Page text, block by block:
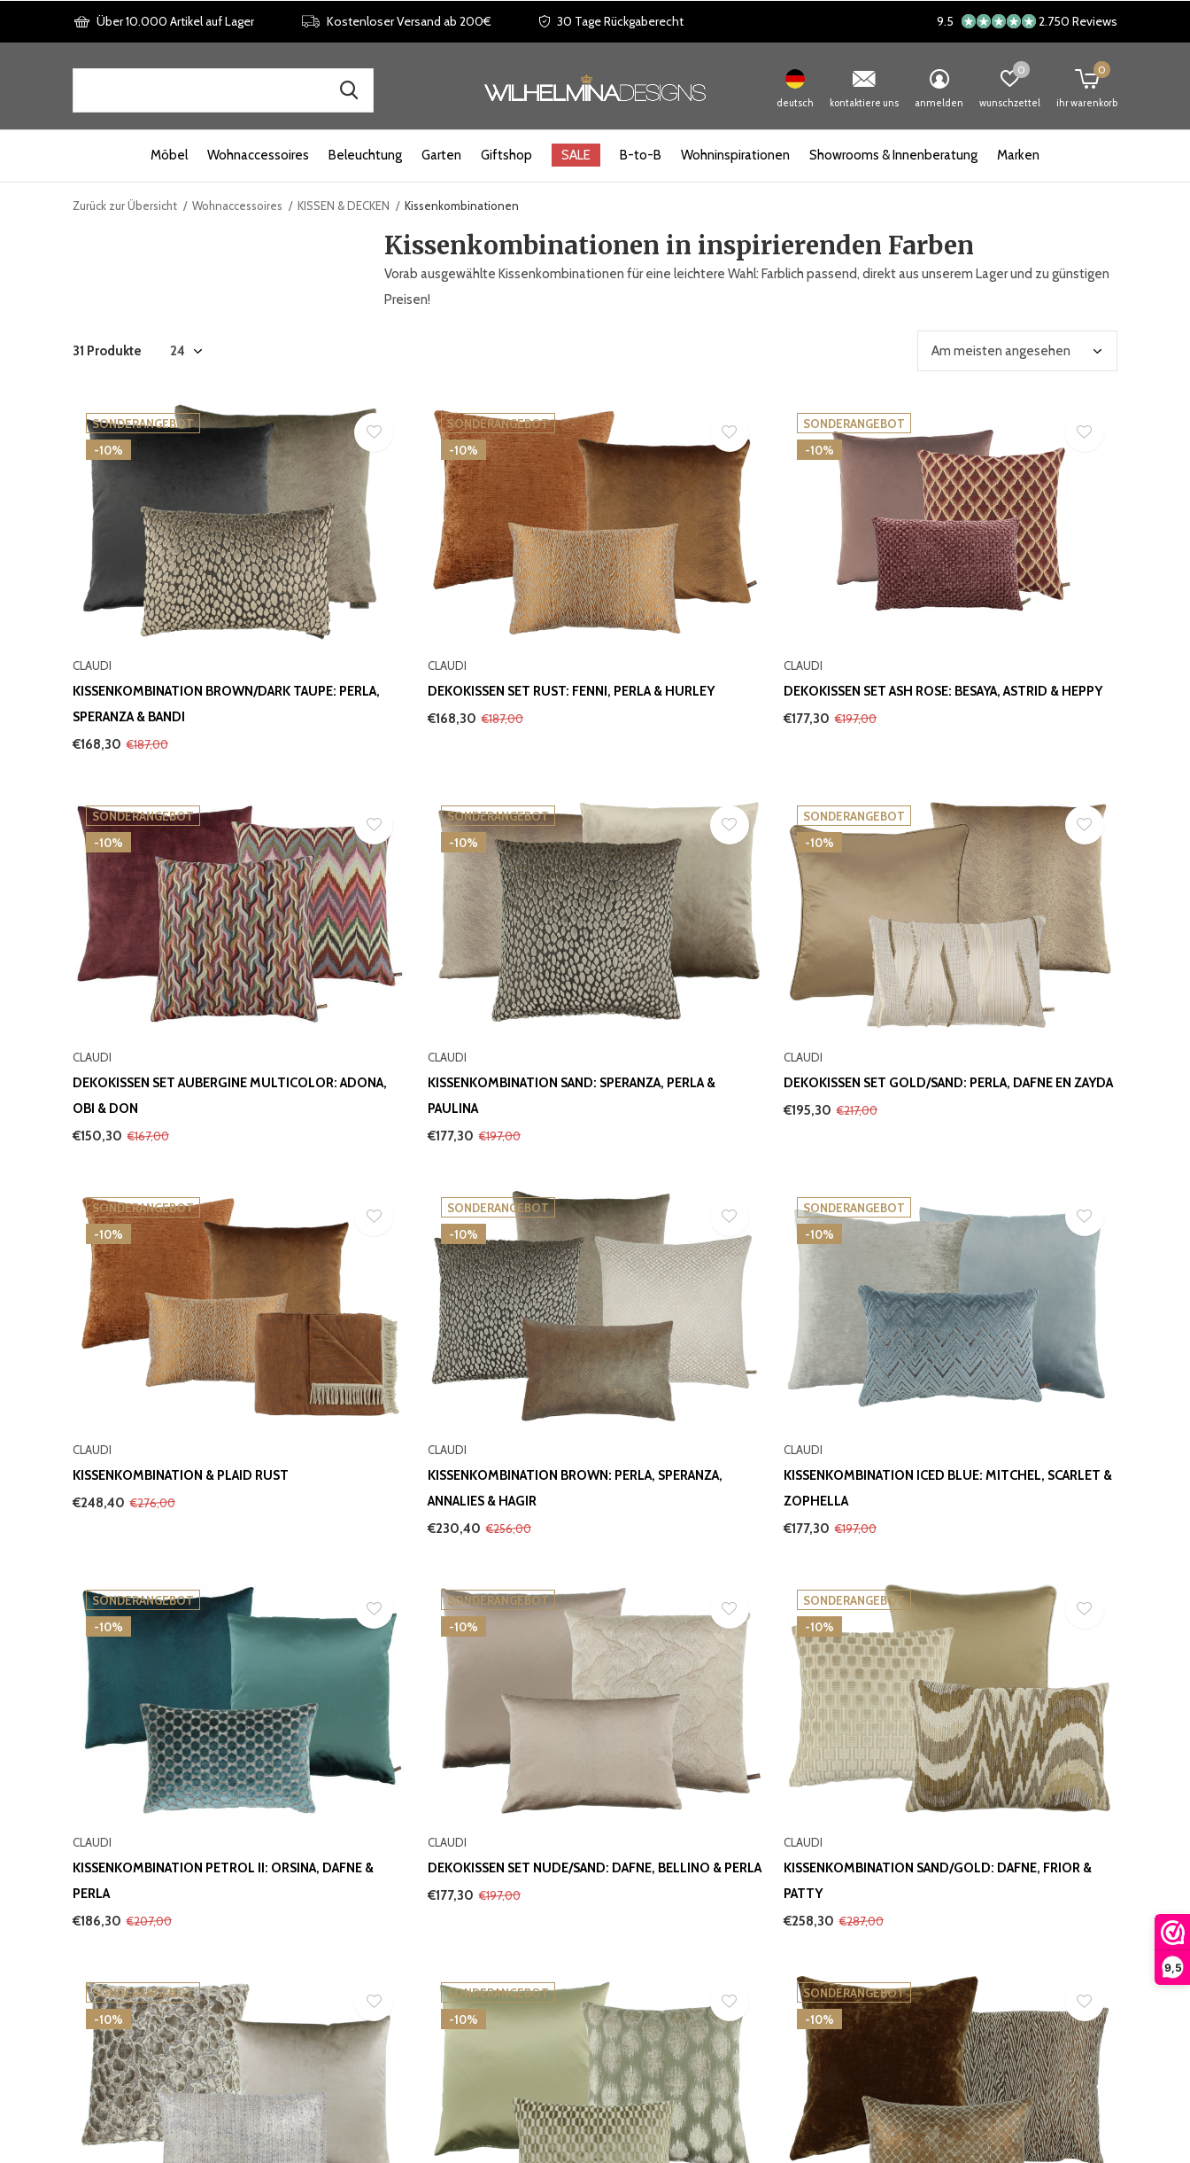
9,5
Möbel Wohnaccessoires Beleuchtung Garten Giftshop SALE B-to-B Wohninspirationen Showrooms & Innenberatung Marken
deutsch kontaktiere uns anmelden wunschzettel
0
ihr warenkorb
0
Über 10.000 Artikel auf Lager Kostenloser Versand ab 200€ 30 Tage Rückgaberecht 9.5 2.750 Reviews
Zurück zur Übersicht Wohnaccessoires KISSEN & DECKEN Kissenkombinationen
Kissenkombinationen in inspirierenden Farben
Vorab ausgewählte Kissenkombinationen für eine leichtere Wahl: Farblich passend, direkt aus unserem Lager und zu günstigen
Preisen!
31 Produkte
SONDERANGEBOT
-10%
CLAUDI
KISSENKOMBINATION BROWN/DARK TAUPE: PERLA,
SPERANZA & BANDI
€168,30 €187,00
SONDERANGEBOT
-10%
CLAUDI
DEKOKISSEN SET RUST: FENNI, PERLA & HURLEY
€168,30 €187,00
SONDERANGEBOT
-10%
CLAUDI
DEKOKISSEN SET ASH ROSE: BESAYA, ASTRID & HEPPY
€177,30 €197,00
SONDERANGEBOT
-10%
CLAUDI
DEKOKISSEN SET AUBERGINE MULTICOLOR: ADONA,
OBI & DON
€150,30 €167,00
SONDERANGEBOT
-10%
CLAUDI
KISSENKOMBINATION SAND: SPERANZA, PERLA &
PAULINA
€177,30 €197,00
SONDERANGEBOT
-10%
CLAUDI
DEKOKISSEN SET GOLD/SAND: PERLA, DAFNE EN ZAYDA
€195,30 €217,00
SONDERANGEBOT
-10%
CLAUDI
KISSENKOMBINATION & PLAID RUST
€248,40 €276,00
SONDERANGEBOT
-10%
CLAUDI
KISSENKOMBINATION BROWN: PERLA, SPERANZA,
ANNALIES & HAGIR
€230,40 €256,00
SONDERANGEBOT
-10%
CLAUDI
KISSENKOMBINATION ICED BLUE: MITCHEL, SCARLET &
ZOPHELLA
€177,30 €197,00
SONDERANGEBOT
-10%
CLAUDI
KISSENKOMBINATION PETROL II: ORSINA, DAFNE &
PERLA
€186,30 €207,00
SONDERANGEBOT
-10%
CLAUDI
DEKOKISSEN SET NUDE/SAND: DAFNE, BELLINO & PERLA
€177,30 €197,00
SONDERANGEBOT
-10%
CLAUDI
KISSENKOMBINATION SAND/GOLD: DAFNE, FRIOR &
PATTY
€258,30 €287,00
SONDERANGEBOT
-10%
SONDERANGEBOT
-10%
SONDERANGEBOT
-10%